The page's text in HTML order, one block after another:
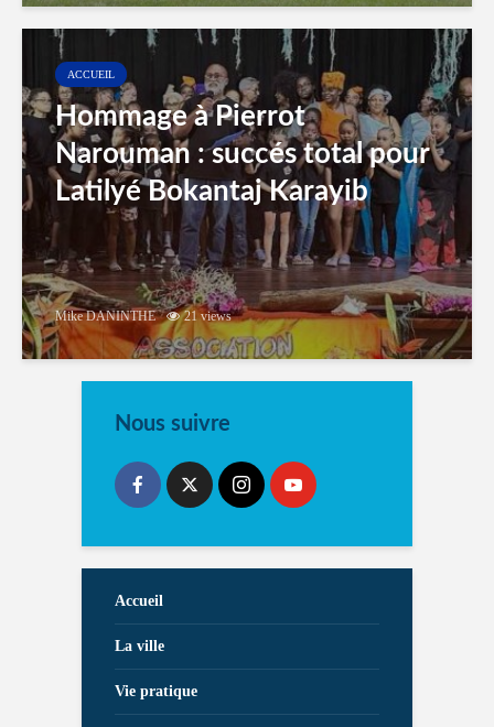
ACCUEIL
Hommage à Pierrot
Narouman : succés total pour
Latilyé Bokantaj Karayib
Mike DANINTHE 21 views
Nous suivre
Accueil
La ville
Vie pratique